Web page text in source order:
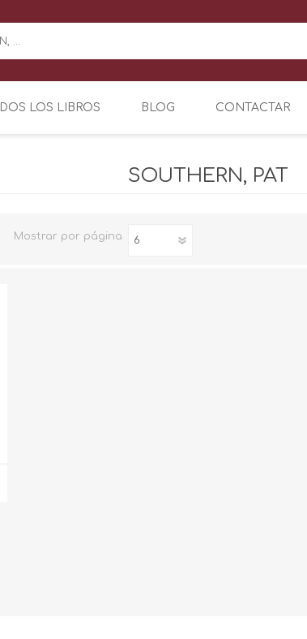
LOS LIBROS BLOG CONTACTAR
SOUTHERN, PAT
Mostrar por página